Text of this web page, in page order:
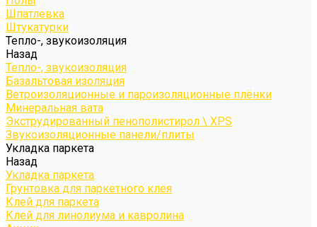
Шпатлевка
Штукатурки
Тепло-, звукоизоляция
Назад
Тепло-, звукоизоляция
Базальтовая изоляция
Ветроизоляционные и пароизоляционные плёнки
Минеральная вата
Экструдированный пенополистирол \ XPS
Звукоизоляционные панели/плиты
Укладка паркета
Назад
Укладка паркета
Грунтовка для паркетного клея
Клей для паркета
Клей для линолиума и кавролина